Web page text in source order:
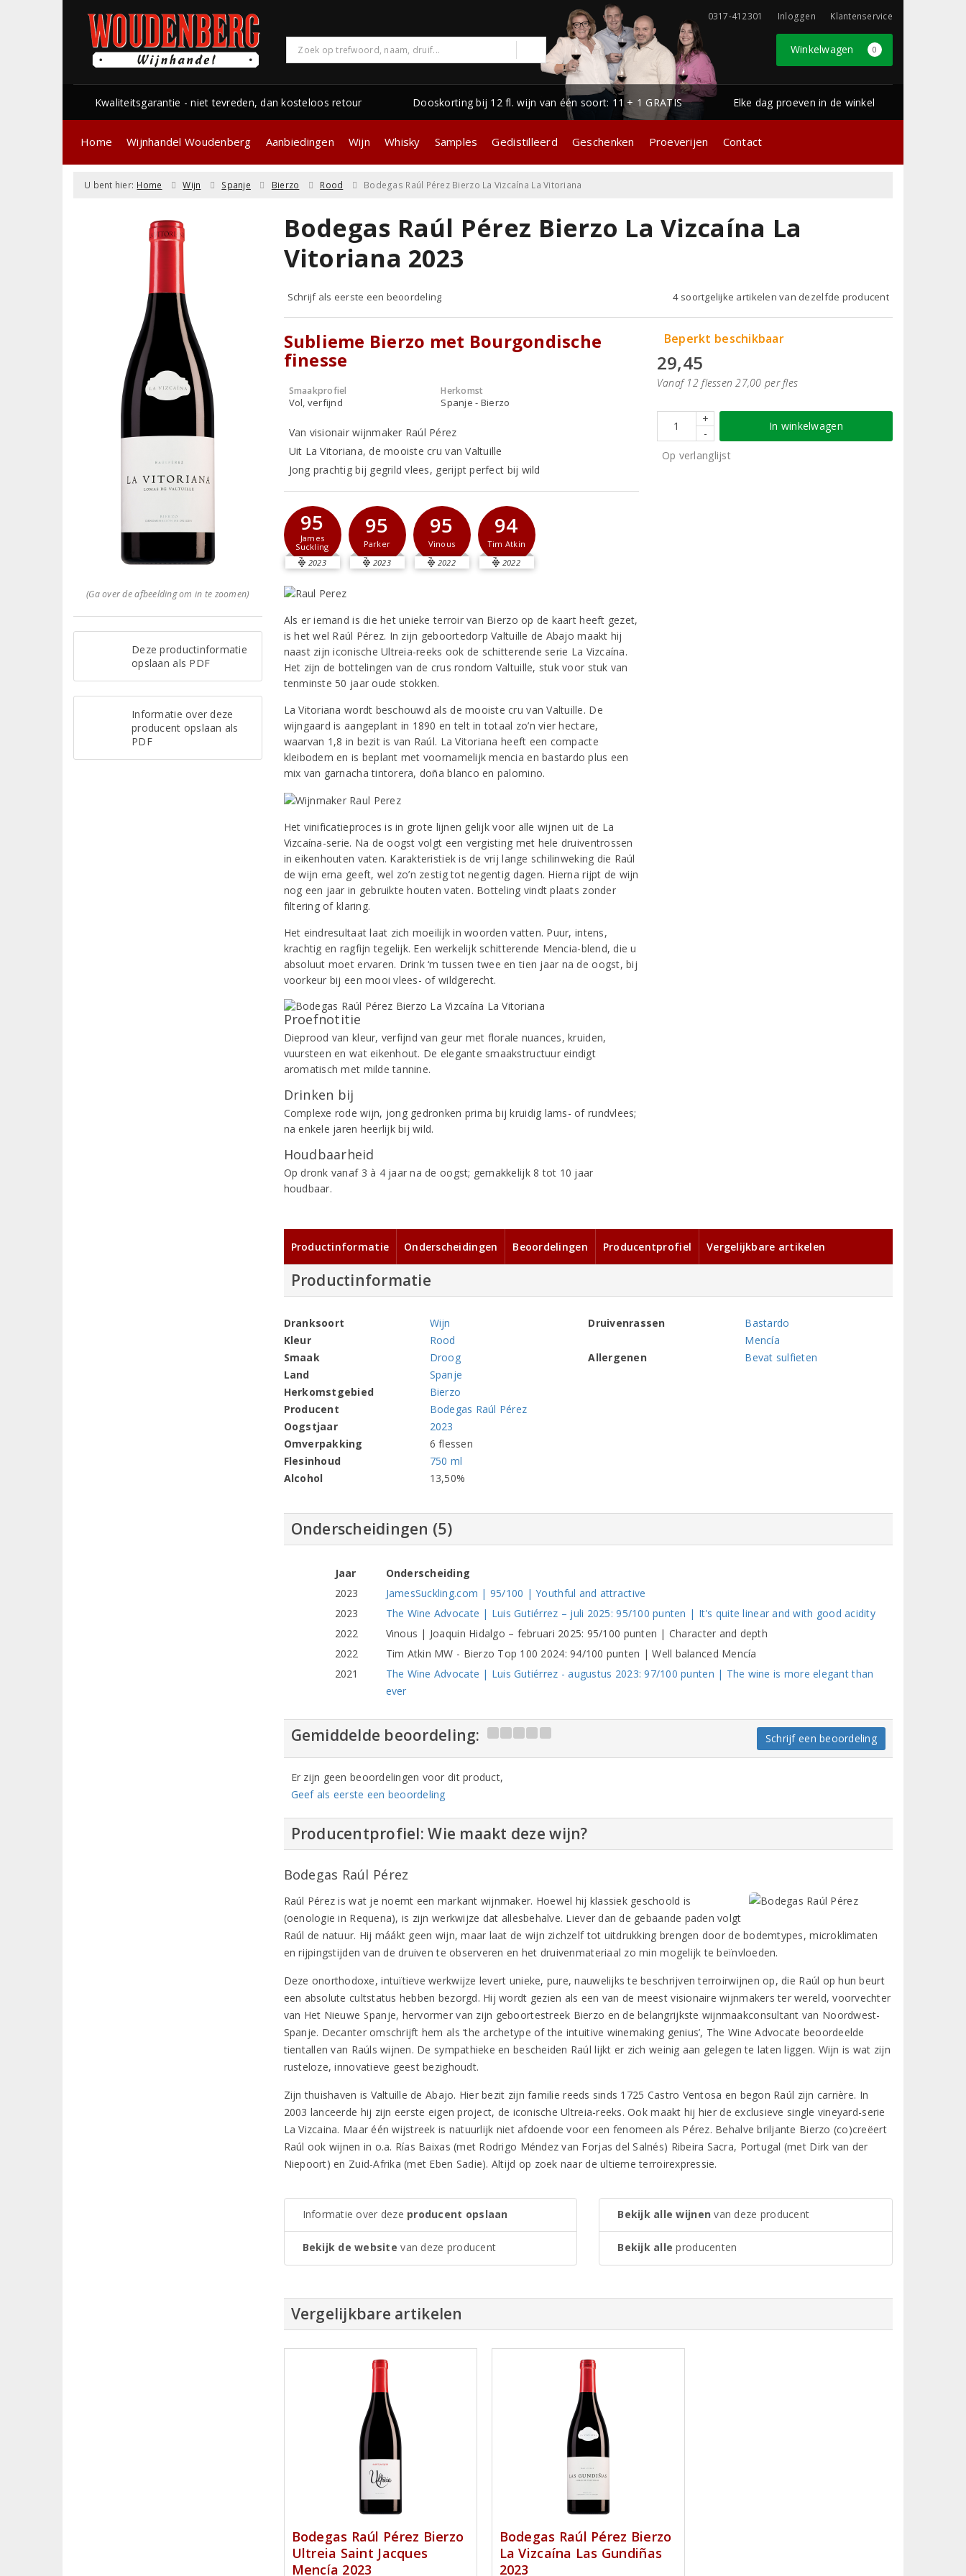
0317-412301 Inloggen Klantenservice
Winkelwagen 0
Kwaliteitsgarantie - niet tevreden, dan kosteloos retour Dooskorting bij 12 fl. wijn van één soort: 11 + 1 GRATIS Elke dag proeven in de winkel
Home Wijnhandel Woudenberg Aanbiedingen Wijn Whisky Samples Gedistilleerd Geschenken Proeverijen Contact
U bent hier: Home Wijn Spanje Bierzo Rood Bodegas Raúl Pérez Bierzo La Vizcaína La Vitoriana
(Ga over de afbeelding om in te zoomen)
Deze productinformatie
opslaan als PDF
Informatie over deze
producent opslaan als
PDF
Bodegas Raúl Pérez Bierzo La Vizcaína La
Vitoriana 2023
Schrijf als eerste een beoordeling 4 soortgelijke artikelen van dezelfde producent
Sublieme Bierzo met Bourgondische
finesse
Smaakprofiel
Vol, verfijnd
Herkomst
Spanje - Bierzo
Van visionair wijnmaker Raúl Pérez
Uit La Vitoriana, de mooiste cru van Valtuille
Jong prachtig bij gegrild vlees, gerijpt perfect bij wild
95
James
Suckling
2023
95
Parker
2023
95
Vinous
2022
94
Tim Atkin
2022
Als er iemand is die het unieke terroir van Bierzo op de kaart heeft gezet,
is het wel Raúl Pérez. In zijn geboortedorp Valtuille de Abajo maakt hij
naast zijn iconische Ultreia-reeks ook de schitterende serie La Vizcaína.
Het zijn de bottelingen van de crus rondom Valtuille, stuk voor stuk van
tenminste 50 jaar oude stokken.
La Vitoriana wordt beschouwd als de mooiste cru van Valtuille. De
wijngaard is aangeplant in 1890 en telt in totaal zo’n vier hectare,
waarvan 1,8 in bezit is van Raúl. La Vitoriana heeft een compacte
kleibodem en is beplant met voornamelijk mencia en bastardo plus een
mix van garnacha tintorera, doña blanco en palomino.
Het vinificatieproces is in grote lijnen gelijk voor alle wijnen uit de La
Vizcaína-serie. Na de oogst volgt een vergisting met hele druiventrossen
in eikenhouten vaten. Karakteristiek is de vrij lange schilinweking die Raúl
de wijn erna geeft, wel zo’n zestig tot negentig dagen. Hierna rijpt de wijn
nog een jaar in gebruikte houten vaten. Botteling vindt plaats zonder
filtering of klaring.
Het eindresultaat laat zich moeilijk in woorden vatten. Puur, intens,
krachtig en ragfijn tegelijk. Een werkelijk schitterende Mencia-blend, die u
absoluut moet ervaren. Drink ‘m tussen twee en tien jaar na de oogst, bij
voorkeur bij een mooi vlees- of wildgerecht.
Proefnotitie
Dieprood van kleur, verfijnd van geur met florale nuances, kruiden,
vuursteen en wat eikenhout. De elegante smaakstructuur eindigt
aromatisch met milde tannine.
Drinken bij
Complexe rode wijn, jong gedronken prima bij kruidig lams- of rundvlees;
na enkele jaren heerlijk bij wild.
Houdbaarheid
Op dronk vanaf 3 à 4 jaar na de oogst; gemakkelijk 8 tot 10 jaar
houdbaar.
Beperkt beschikbaar
29,45
Vanaf 12 flessen 27,00 per fles
+
-
In winkelwagen
Op verlanglijst
Productinformatie Onderscheidingen Beoordelingen Producentprofiel Vergelijkbare artikelen
Productinformatie
Dranksoort
Wijn
Kleur
Rood
Smaak
Droog
Land
Spanje
Herkomstgebied
Bierzo
Producent
Bodegas Raúl Pérez
Oogstjaar
2023
Omverpakking
6 flessen
Flesinhoud
750 ml
Alcohol
13,50%
Druivenrassen
Bastardo
Mencía
Allergenen
Bevat sulfieten
Onderscheidingen (5)
Jaar
Onderscheiding
2023
JamesSuckling.com | 95/100 | Youthful and attractive
2023
The Wine Advocate | Luis Gutiérrez – juli 2025: 95/100 punten | It's quite linear and with good acidity
2022
Vinous | Joaquin Hidalgo – februari 2025: 95/100 punten | Character and depth
2022
Tim Atkin MW - Bierzo Top 100 2024: 94/100 punten | Well balanced Mencía
2021
The Wine Advocate | Luis Gutiérrez - augustus 2023: 97/100 punten | The wine is more elegant than
ever
Gemiddelde beoordeling: Schrijf een beoordeling
Er zijn geen beoordelingen voor dit product,
Geef als eerste een beoordeling
Producentprofiel: Wie maakt deze wijn?
Bodegas Raúl Pérez
Raúl Pérez is wat je noemt een markant wijnmaker. Hoewel hij klassiek geschoold is
(oenologie in Requena), is zijn werkwijze dat allesbehalve. Liever dan de gebaande paden volgt
Raúl de natuur. Hij máákt geen wijn, maar laat de wijn zichzelf tot uitdrukking brengen door de bodemtypes, microklimaten
en rijpingstijden van de druiven te observeren en het druivenmateriaal zo min mogelijk te beïnvloeden.
Deze onorthodoxe, intuïtieve werkwijze levert unieke, pure, nauwelijks te beschrijven terroirwijnen op, die Raúl op hun beurt
een absolute cultstatus hebben bezorgd. Hij wordt gezien als een van de meest visionaire wijnmakers ter wereld, voorvechter
van Het Nieuwe Spanje, hervormer van zijn geboortestreek Bierzo en de belangrijkste wijnmaakconsultant van Noordwest-
Spanje. Decanter omschrijft hem als ‘the archetype of the intuitive winemaking genius’, The Wine Advocate beoordeelde
tientallen van Raúls wijnen. De sympathieke en bescheiden Raúl lijkt er zich weinig aan gelegen te laten liggen. Wijn is wat zijn
rusteloze, innovatieve geest bezighoudt.
Zijn thuishaven is Valtuille de Abajo. Hier bezit zijn familie reeds sinds 1725 Castro Ventosa en begon Raúl zijn carrière. In
2003 lanceerde hij zijn eerste eigen project, de iconische Ultreia-reeks. Ook maakt hij hier de exclusieve single vineyard-serie
La Vizcaina. Maar één wijstreek is natuurlijk niet afdoende voor een fenomeen als Pérez. Behalve briljante Bierzo (co)creëert
Raúl ook wijnen in o.a. Rías Baixas (met Rodrigo Méndez van Forjas del Salnés) Ribeira Sacra, Portugal (met Dirk van der
Niepoort) en Zuid-Afrika (met Eben Sadie). Altijd op zoek naar de ultieme terroirexpressie.
Informatie over deze producent opslaan
Bekijk de website van deze producent
Bekijk alle wijnen van deze producent
Bekijk alle producenten
Vergelijkbare artikelen
Bodegas Raúl Pérez Bierzo
Ultreia Saint Jacques
Mencía 2023
Bodegas Raúl Pérez Bierzo
La Vizcaína Las Gundiñas
2023